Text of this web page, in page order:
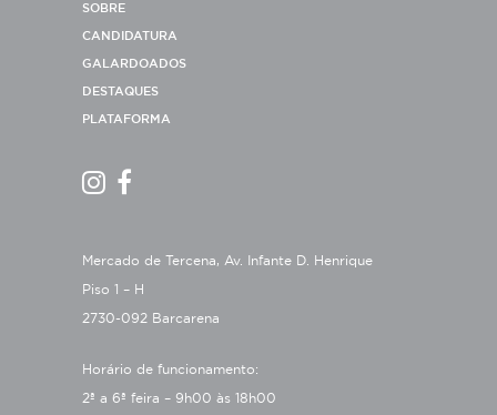
SOBRE
CANDIDATURA
GALARDOADOS
DESTAQUES
PLATAFORMA
Mercado de Tercena, Av. Infante D. Henrique
Piso 1 – H
2730-092 Barcarena
Horário de funcionamento:
2ª a 6ª feira – 9h00 às 18h00